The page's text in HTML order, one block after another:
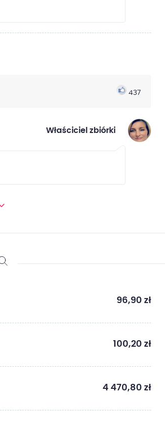
437
Właściciel zbiórki
96,90 zł
100,20 zł
4 470,80 zł